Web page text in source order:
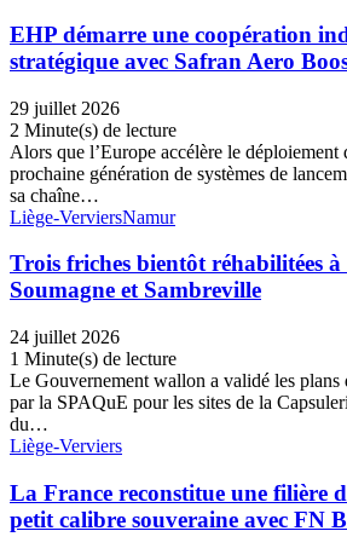
EHP démarre une coopération
stratégique avec Safran Aero
29 juillet 2026
2 Minute(s) de lecture
Alors que l’Europe accélère le déploiement
prochaine génération de systèmes de
sa chaîne…
Liège-VerviersNamur
Trois friches bientôt réhabilitées
Soumagne et Sambreville
24 juillet 2026
1 Minute(s) de lecture
Le Gouvernement wallon a validé les plans
par la SPAQuE pour les sites de la
du…
Liège-Verviers
La France reconstitue une filière
petit calibre souveraine avec FN